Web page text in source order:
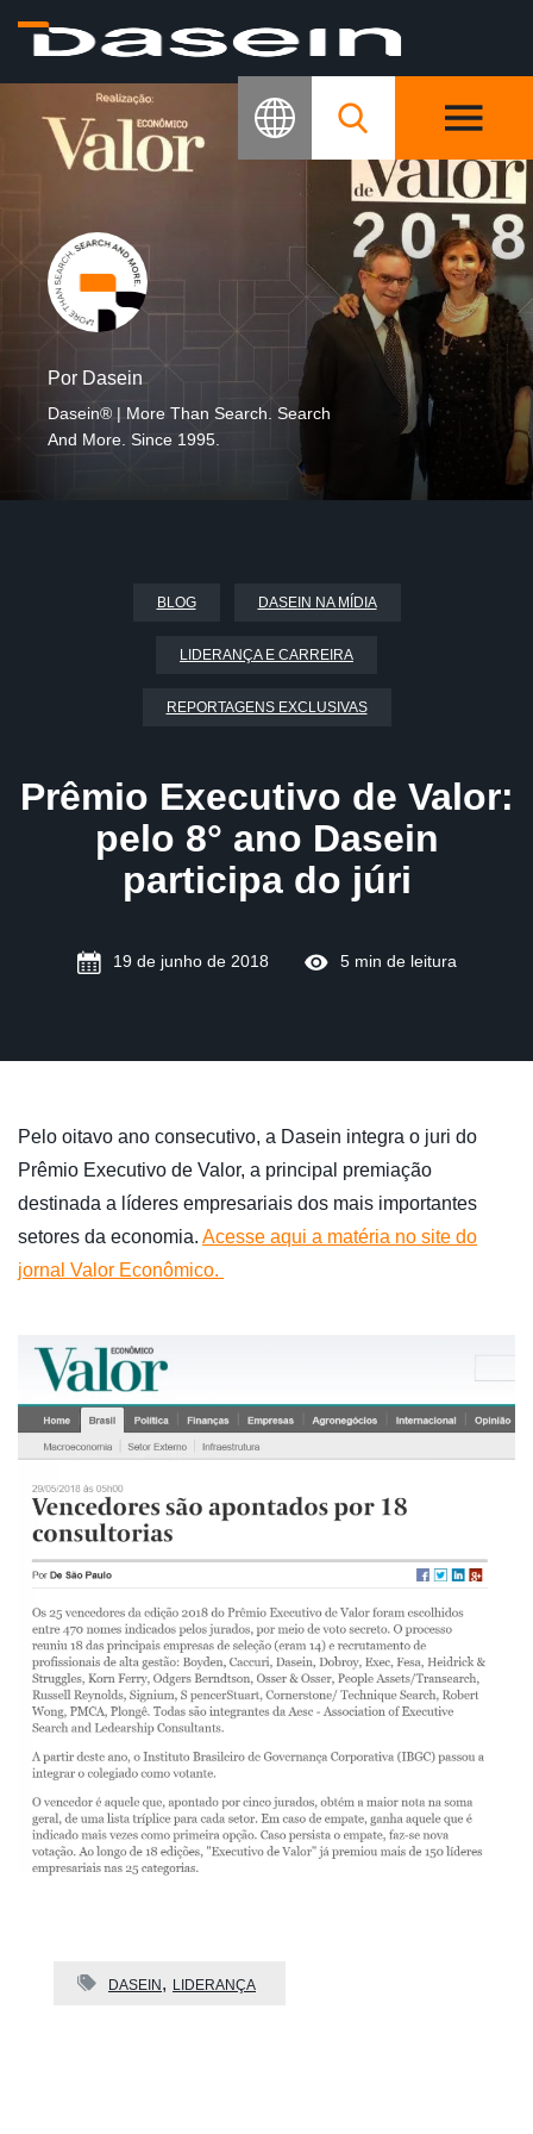
Por Dasein
Dasein® | More Than Search. Search
And More. Since 1995.
BLOG DASEIN NA MÍDIA
LIDERANÇA E CARREIRA
REPORTAGENS EXCLUSIVAS
Prêmio Executivo de Valor:
pelo 8° ano Dasein
participa do júri
19 de junho de 2018 5 min de leitura
Pelo oitavo ano consecutivo, a Dasein integra o juri do
Prêmio Executivo de Valor, a principal premiação
destinada a líderes empresariais dos mais importantes
setores da economia. Acesse aqui a matéria no site do
jornal Valor Econômico.
DASEIN LIDERANÇA